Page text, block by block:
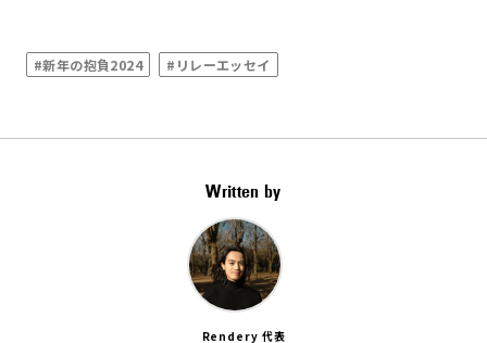
#新年の抱負2024 #リレーエッセイ
Written by
Rendery 代表